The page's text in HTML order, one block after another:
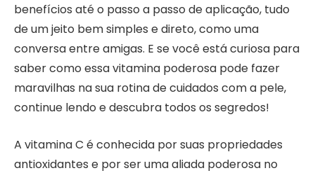
benefícios até o passo a passo de aplicação, tudo
de um jeito bem simples e direto, como uma
conversa entre amigas. E se você está curiosa para
saber como essa vitamina poderosa pode fazer
maravilhas na sua rotina de cuidados com a pele,
continue lendo e descubra todos os segredos!
A vitamina C é conhecida por suas propriedades
antioxidantes e por ser uma aliada poderosa no